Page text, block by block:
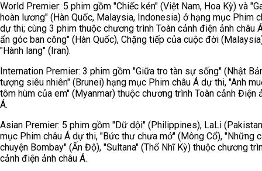
World Premier: 5 phim gồm "Chiếc kén" (Việt Nam, Hoa Kỳ) và
hoàn lương" (Hàn Quốc, Malaysia, Indonesia) ở hạng mục Phim
dự thi; cùng 3 phim thuộc chương trình Toàn cảnh điện ảnh châu
ẩn góc ban công" (Hàn Quốc), Chặng tiếp của cuộc đời
"Hành lang" (Iran).
Internation Premier: 3 phim gồm "Giữa tro tàn sự sống" (Nhật
tượng siêu nhiên" (Brunei) hạng mục Phim châu Á dự thi, "Anh
tôm hùm của em" (Myanmar) thuộc chương trình Toàn cảnh Điện
Á.
Asian Premier: 5 phim gồm "Dữ dội" (Philippines), LaLi
mục Phim châu Á dự thi, "Bức thư chưa mở" (Mông Cổ), "Những
chuyện Bombay" (Ấn Độ), "Sultana" (Thổ Nhĩ Kỳ) thuộc chương
cảnh điện ảnh châu Á.